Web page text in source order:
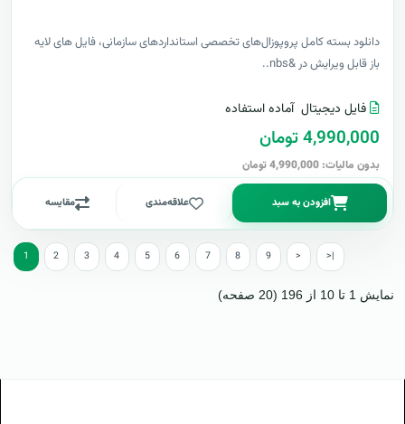
دانلود بسته کامل پروپوزال‌های تخصصی استانداردهای سازمانی، فایل های لایه
باز قابل ویرایش در &nbs..
فایل دیجیتال آماده استفاده
4,990,000 تومان
بدون مالیات: 4,990,000 تومان
افزودن به سبد علاقه‌مندی مقایسه
1 2 3 4 5 6 7 8 9 > >|
نمایش 1 تا 10 از 196 (20 صفحه)